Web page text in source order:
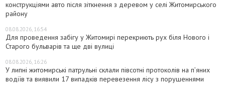
конструкціями авто після зіткнення з деревом у селі Житомирського
району
08.08.2026, 16:54
Для проведення забігу у Житомирі перекриють рух біля Нового і
Старого бульварів та ще дві вулиці
08.08.2026, 16:26
У липні житомирські патрульні склали півсотні протоколів на пʼяних
водіїв та виявили 17 випадків перевезення лісу з порушеннями